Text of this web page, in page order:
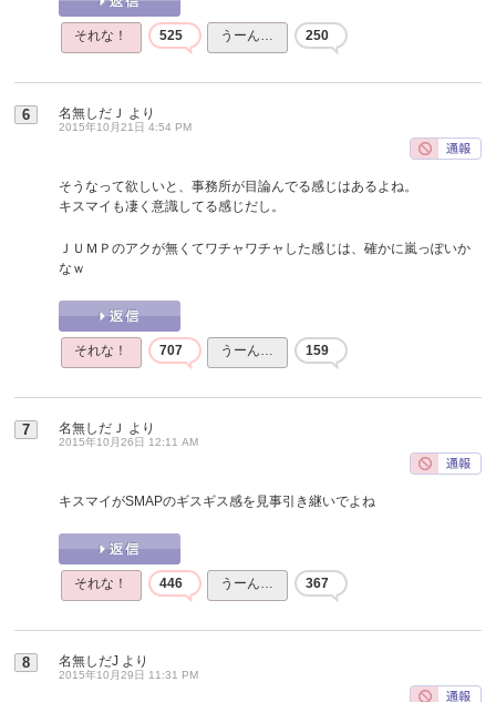
それな！ 525 うーん… 250
6 名無しだＪ より
2015年10月21日 4:54 PM
そうなって欲しいと、事務所が目論んでる感じはあるよね。
キスマイも凄く意識してる感じだし。
ＪＵＭＰのアクが無くてワチャワチャした感じは、確かに嵐っぽいか
なｗ
それな！ 707 うーん… 159
7 名無しだＪ より
2015年10月26日 12:11 AM
キスマイがSMAPのギスギス感を見事引き継いでよね
それな！ 446 うーん… 367
8 名無しだJ より
2015年10月29日 11:31 PM